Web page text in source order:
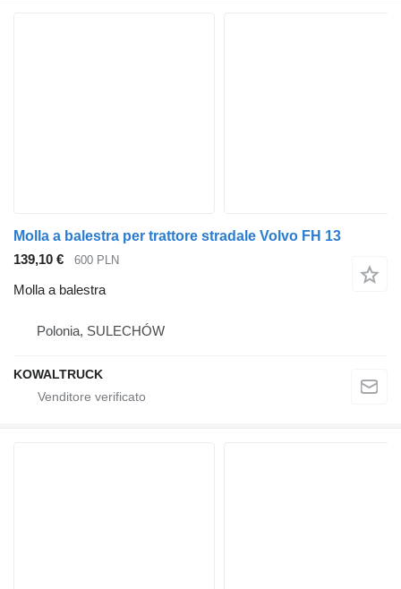
Molla a balestra per trattore stradale Volvo FH 13
139,10 €
600 PLN
Molla a balestra
Polonia, SULECHÓW
KOWALTRUCK